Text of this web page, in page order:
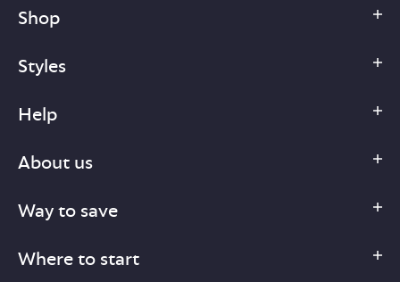
Shop
Styles
Help
About us
Way to save
Where to start